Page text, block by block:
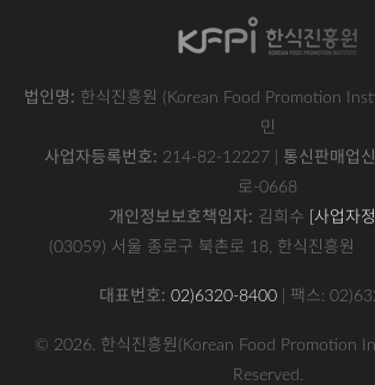
법인명: 한식진흥원 (Korean Food Promotion
민
사업자등록번호: 214-82-12227 | 통신판매업
로-0668
개인정보보호책임자: 김희수 사업자
[사업자
(03059) 서울 종로구 북촌로 18, 한식진흥
대표번호: 02)6320-8400 | 팩스:
© 2026. 한식진흥원(Korean Food Promotion
Reserved.